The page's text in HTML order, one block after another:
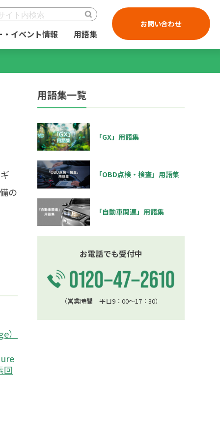
・イベント情報 用語集
お問い合わせ
の
）
回
用語集一覧
「GX」用語集
「OBD点検・検査」用語集
「自動車関連」用語集
お電話でも受付中
（営業時間 平日9：00〜17：30）